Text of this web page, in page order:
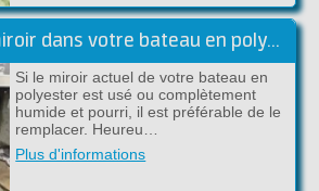
Remplacez le miroir dans votre bateau en polyester
Si le miroir actuel de votre bateau en
polyester est usé ou complètement
humide et pourri, il est préférable de le
remplacer. Heureu…
Plus d'informations